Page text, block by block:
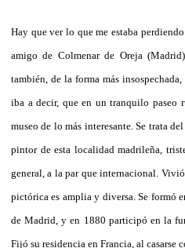
Hay que ver lo que me estaba
amigo de Colmenar de Oreja
también, de la forma más
iba a decir, que en un tranquilo paseo
museo de lo más interesante. Se trata
pintor de esta localidad madrileña,
general, a la par que internacional.
pictórica es amplia y diversa. Se formó
de Madrid, y en 1880 participó en la
Fijó su residencia en Francia, al casarse